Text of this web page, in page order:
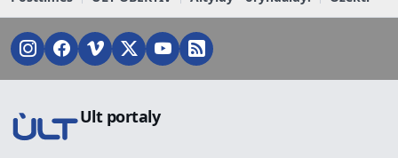
Ult portaly